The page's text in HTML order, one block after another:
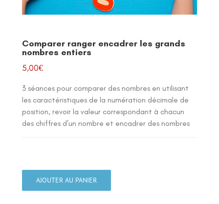
Comparer ranger encadrer les grands
nombres entiers
5,00€
3 séances pour comparer des nombres en utilisant
les caractéristiques de la numération décimale de
position, revoir la valeur correspondant à chacun
des chiffres d’un nombre et encadrer des nombres
AJOUTER AU PANIER